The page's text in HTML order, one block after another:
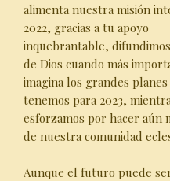
alimenta nuestra misión
2022, gracias a tu apoyo
inquebrantable,
de Dios cuando más
imagina los grandes planes
tenemos para 2023,
esforzamos por hacer aún
de nuestra comunidad
Aunque el futuro puede